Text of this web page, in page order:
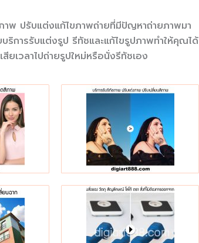
พ ปรับแต่งแก้ไขภาพถ่ายที่มีปัญหาถ่ายภาพมา
ริการรับแต่งรูป รีทัชและแก้ไขรูปภาพทำให้คุณได้
ยเวลาไปถ่ายรูปใหม่หรือนั่งรีทัชเอง